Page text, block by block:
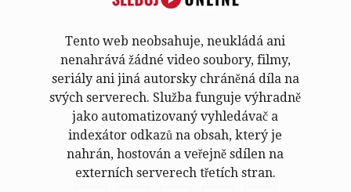
Tento web neobsahuje, neukládá ani
nenahrává žádné video soubory, filmy,
seriály ani jiná autorsky chráněná díla na
svých serverech. Služba funguje výhradně
jako automatizovaný vyhledávač a
indexátor odkazů na obsah, který je
nahrán, hostován a veřejně sdílen na
externích serverech třetích stran.